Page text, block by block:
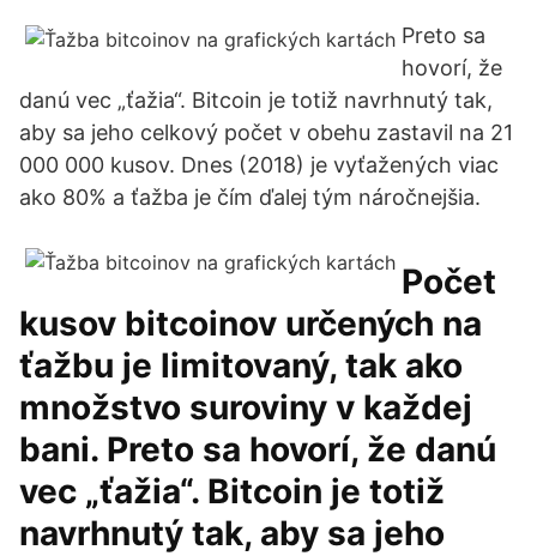
Preto sa
hovorí, že
danú vec „ťažia“. Bitcoin je totiž navrhnutý tak,
aby sa jeho celkový počet v obehu zastavil na 21
000 000 kusov. Dnes (2018) je vyťažených viac
ako 80% a ťažba je čím ďalej tým náročnejšia.
Počet
kusov bitcoinov určených na
ťažbu je limitovaný, tak ako
množstvo suroviny v každej
bani. Preto sa hovorí, že danú
vec „ťažia“. Bitcoin je totiž
navrhnutý tak, aby sa jeho